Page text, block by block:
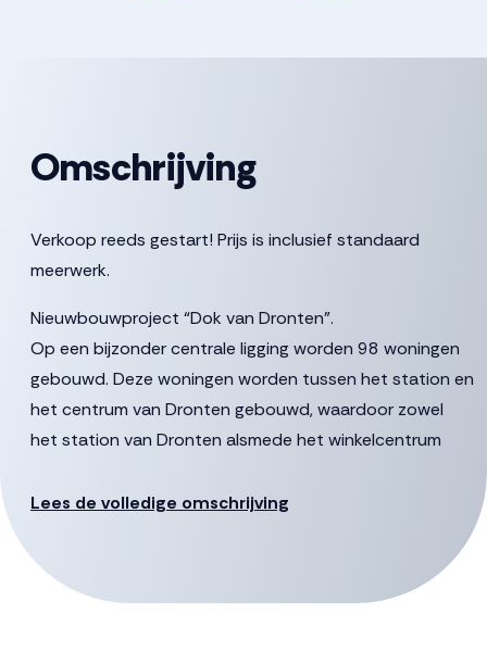
Omschrijving
Verkoop reeds gestart! Prijs is inclusief standaard
meerwerk.
Nieuwbouwproject “Dok van Dronten”.
Op een bijzonder centrale ligging worden 98 woningen
gebouwd. Deze woningen worden tussen het station en
het centrum van Dronten gebouwd, waardoor zowel
het station van Dronten alsmede het winkelcentrum
project bestaat uit 2 gebouwen te weten het
Locatie
De ambitie is om het gebied om te toveren tot een
Lees de volledige omschrijving